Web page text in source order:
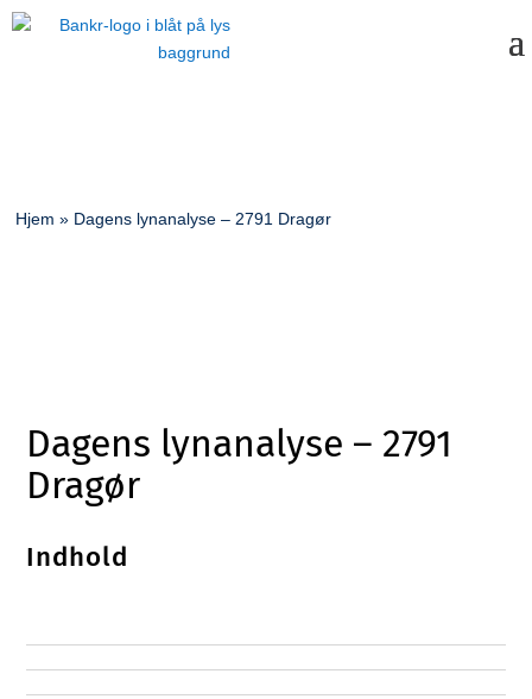
Hjem » Dagens lynanalyse – 2791 Dragør
Dagens lynanalyse – 2791
Dragør
Indhold